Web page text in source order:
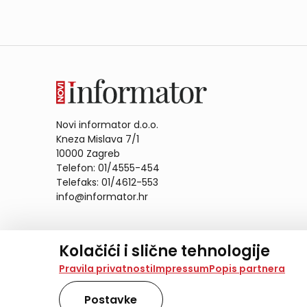
Kolačići i slične tehnologije
Na našoj web stranici koristimo kolačiće i slične
analiziramo promet na stranici te prikazujemo
također koriste ove tehnologije.
Pravila privatnostiImpressumPopis partnera
Postavke
Novi informator d.o.o.
Kneza Mislava 7/1
10000 Zagreb
Telefon: 01/4555-454
Telefaks: 01/4612-553
info@informator.hr